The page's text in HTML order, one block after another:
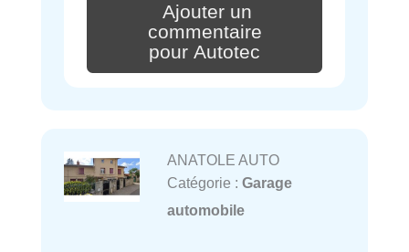
Ajouter un
commentaire
pour Autotec
ANATOLE AUTO
Catégorie : Garage
automobile